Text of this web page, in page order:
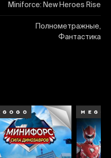
Miniforce: New Heroes Rise
Полнометражные,
Фантастика